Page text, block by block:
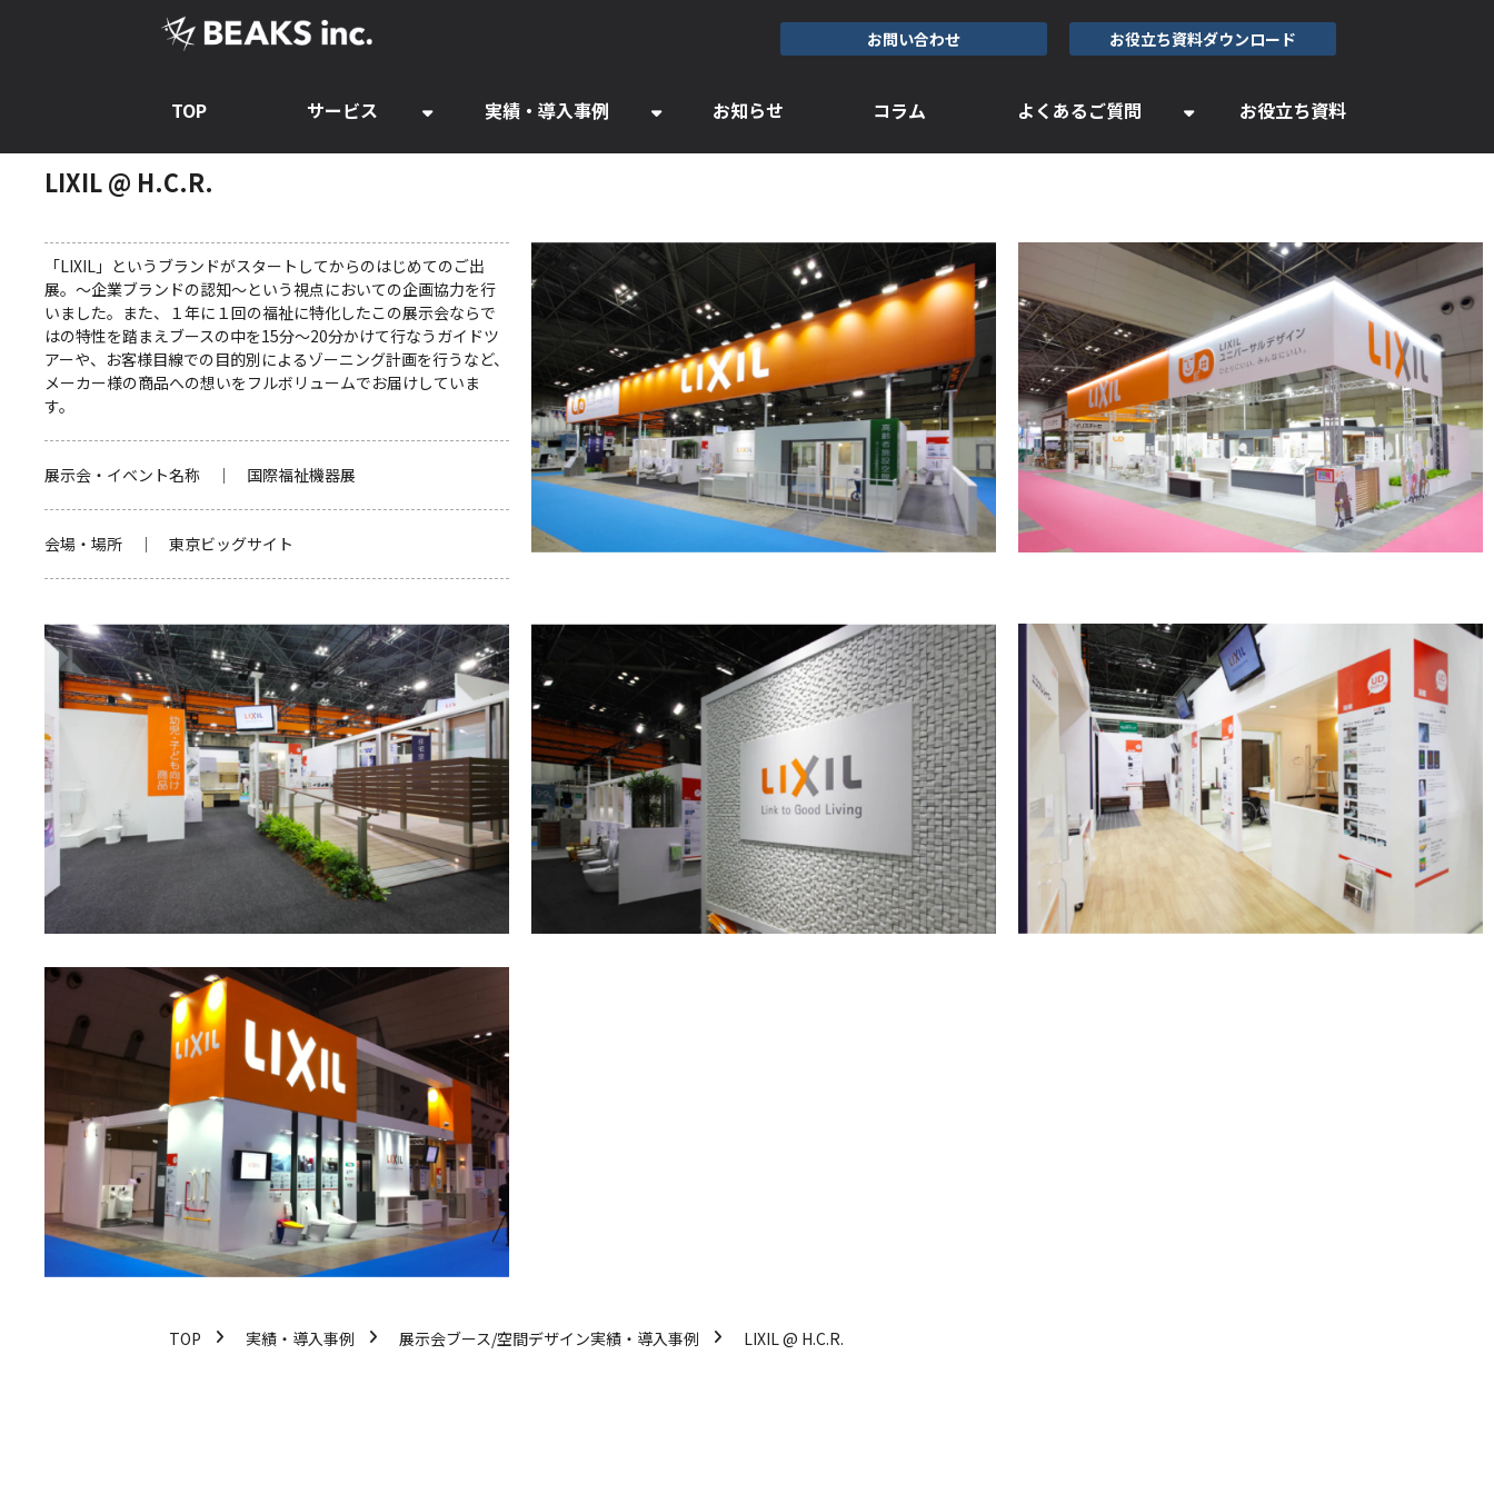
お問い合わせ お役立ち資料ダウンロード
TOP サービス 実績・導入事例 お知らせ コラム よくあるご質問 お役立ち資料
LIXIL @ H.C.R.
「LIXIL」というブランドがスタートしてからのはじめてのご出
展。～企業ブランドの認知～という視点においての企画協力を行
いました。また、１年に１回の福祉に特化したこの展示会ならで
はの特性を踏まえブースの中を15分～20分かけて行なうガイドツ
アーや、お客様目線での目的別によるゾーニング計画を行うなど、
メーカー様の商品への想いをフルボリュームでお届けしていま
す。
展示会・イベント名称 ｜ 国際福祉機器展
会場・場所 ｜ 東京ビッグサイト
TOP 実績・導入事例 展示会ブース/空間デザイン実績・導入事例 LIXIL @ H.C.R.